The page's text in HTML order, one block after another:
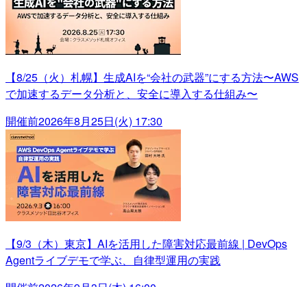
【8/25（火）札幌】生成AIを“会社の武器”にする方法〜AWS
で加速するデータ分析と、安全に導入する仕組み〜
開催前2026年8月25日(火) 17:30
【9/3（木）東京】AIを活用した障害対応最前線 | DevOps
Agentライブデモで学ぶ、自律型運用の実践